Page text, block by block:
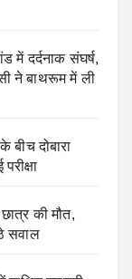
में दर्दनाक संघर्ष,
ने बाथरूम में ली
दोबारा
की मौत,
सवाल